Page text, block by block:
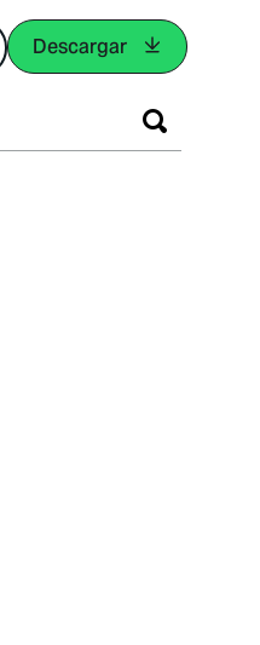
Descargar